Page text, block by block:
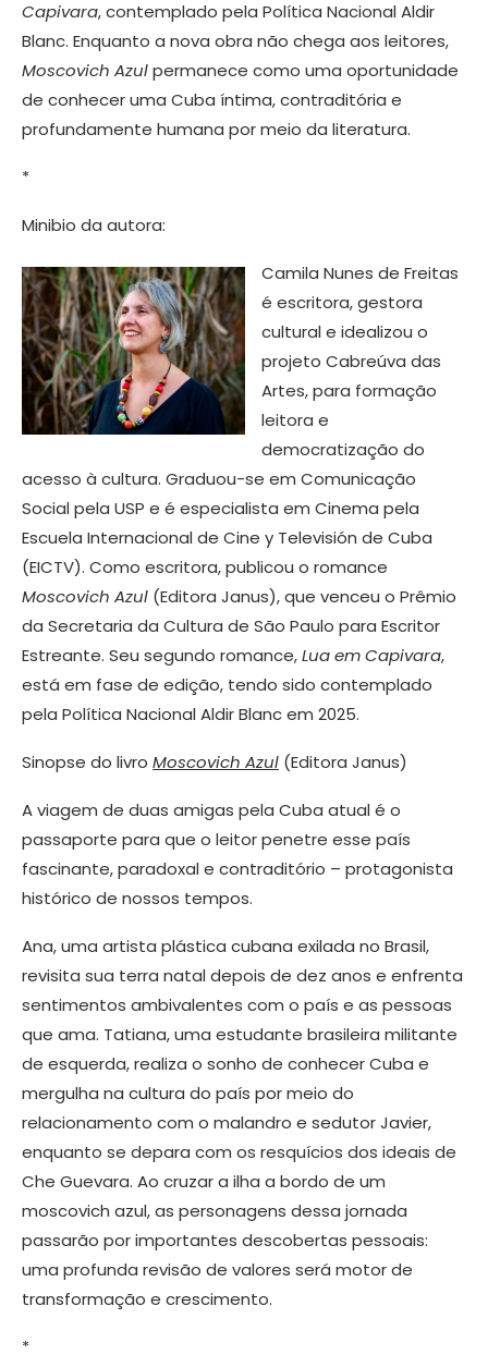
Capivara, contemplado pela Política Nacional Aldir
Blanc. Enquanto a nova obra não chega aos leitores,
Moscovich Azulpermanece como uma oportunidade
de conhecer uma Cuba íntima, contraditória e
profundamente humana por meio da literatura.
*
Minibio da autora:
Camila Nunes de Freitas
é escritora, gestora
cultural e idealizou o
projeto Cabreúva das
Artes, para formação
leitora e
democratização do
acesso à cultura. Graduou-se em Comunicação
Social pela USP e é especialista em Cinema pela
Escuela Internacional de Cine y Televisión de Cuba
(EICTV). Como escritora, publicou o romance
Moscovich Azul (Editora Janus), que venceu o Prêmio
da Secretaria da Cultura de São Paulo para Escritor
Estreante. Seu segundo romance,Lua em Capivara,
está em fase de edição, tendo sido contemplado
pela Política Nacional Aldir Blanc em 2025.
Sinopse do livro Moscovich Azul (Editora Janus)
A viagem de duas amigas pela Cuba atual é o
passaporte para que o leitor penetre esse país
fascinante, paradoxal e contraditório – protagonista
histórico de nossos tempos.
Ana, uma artista plástica cubana exilada no Brasil,
revisita sua terra natal depois de dez anos e enfrenta
sentimentos ambivalentes com o país e as pessoas
que ama. Tatiana, uma estudante brasileira militante
de esquerda, realiza o sonho de conhecer Cuba e
mergulha na cultura do país por meio do
relacionamento com o malandro e sedutor Javier,
enquanto se depara com os resquícios dos ideais de
Che Guevara. Ao cruzar a ilha a bordo de um
moscovich azul, as personagens dessa jornada
passarão por importantes descobertas pessoais:
uma profunda revisão de valores será motor de
transformação e crescimento.
*